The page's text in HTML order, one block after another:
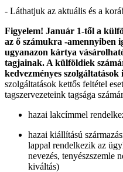
- Láthatjuk az aktuális és a
Figyelem! Január 1-től a
az ő számukra -amennyiben
ugyanazon kártya
tagjainak. A külföldiek
kedvezményes szolgáltatások
szolgáltatások kettős feltétel
tagszervezeteink tagsága
hazai lakcímmel
hazai kiállítású
lappal rendelkezik az
nevezés, tenyészszemle
kiváltás)